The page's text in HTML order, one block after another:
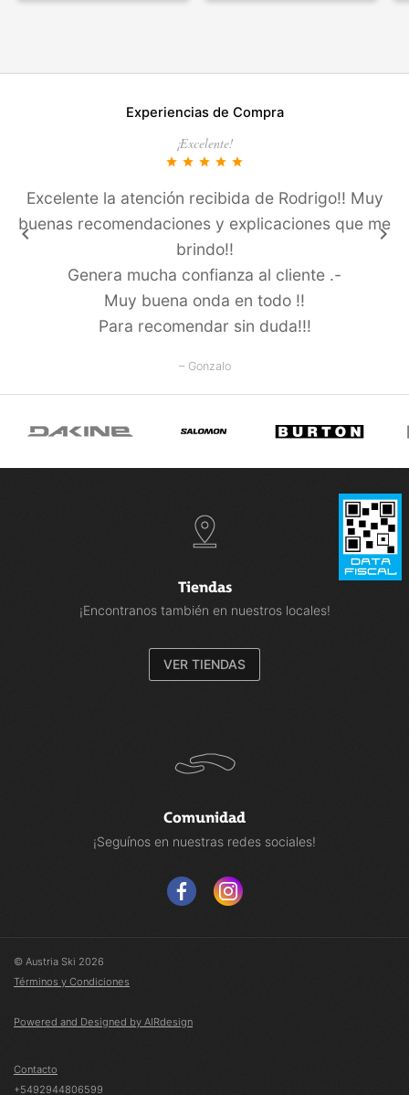
Experiencias de Compra
¡Excelente!
star star star star star
Excelente la atención recibida de Rodrigo!! Muy
buenas recomendaciones y explicaciones que me
brindo!!
Genera mucha confianza al cliente .-
Muy buena onda en todo !!
Para recomendar sin duda!!!
– Gonzalo
keyboard_arrow_left keyboard_arrow_right
Tiendas
¡Encontranos también en nuestros locales!
VER TIENDAS
Comunidad
¡Seguínos en nuestras redes sociales!
© Austria Ski 2026
Términos y Condiciones
Powered and Designed by AIRdesign
Contacto
+5492944806599